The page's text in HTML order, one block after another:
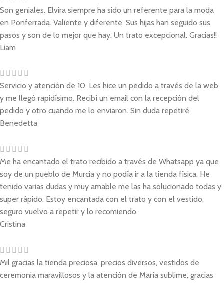
Son geniales. Elvira siempre ha sido un referente para la moda
en Ponferrada. Valiente y diferente. Sus hijas han seguido sus
pasos y son de lo mejor que hay. Un trato excepcional. Gracias!!
Liam
Servicio y atención de 10. Les hice un pedido a través de la web
y me llegó rapidísimo. Recibí un email con la recepción del
pedido y otro cuando me lo enviaron. Sin duda repetiré.
Benedetta
Me ha encantado el trato recibido a través de Whatsapp ya que
soy de un pueblo de Murcia y no podía ir a la tienda física. He
tenido varias dudas y muy amable me las ha solucionado todas y
super rápido. Estoy encantada con el trato y con el vestido,
seguro vuelvo a repetir y lo recomiendo.
Cristina
Mil gracias la tienda preciosa, precios diversos, vestidos de
ceremonia maravillosos y la atención de María sublime, gracias